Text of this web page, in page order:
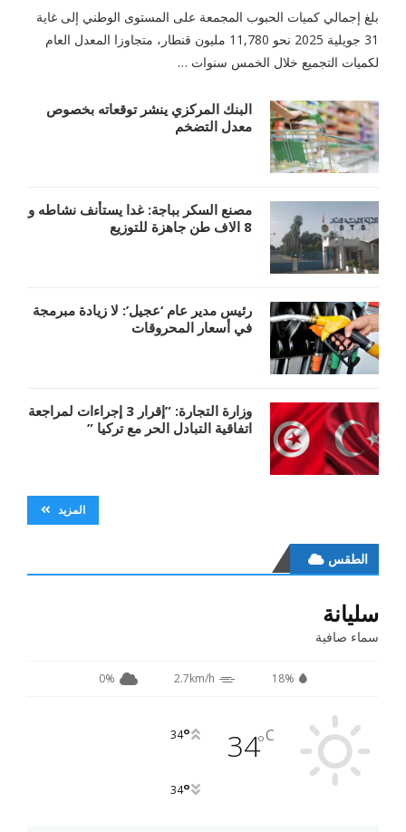
بلغ إجمالي كميات الحبوب المجمعة على المستوى الوطني إلى غاية
31 جويلية 2025 نحو 11,780 مليون قنطار، متجاوزا المعدل العام
لكميات التجميع خلال الخمس سنوات …
البنك المركزي ينشر توقعاته بخصوص
معدل التضخم
مصنع السكر بباجة: غدا يستأنف نشاطه و
8 الاف طن جاهزة للتوزيع
رئيس مدير عام ‘عجيل’: لا زيادة مبرمجة
في أسعار المحروقات
وزارة التجارة: ”إقرار 3 إجراءات لمراجعة
اتفاقية التبادل الحر مع تركيا ”
المزيد
الطقس
سليانة
سماء صافية
18%
2.7km/h
0%
34°C
34°
34°